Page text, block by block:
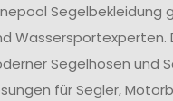
Wassersportexperten.
Segelhosen
für Segler,